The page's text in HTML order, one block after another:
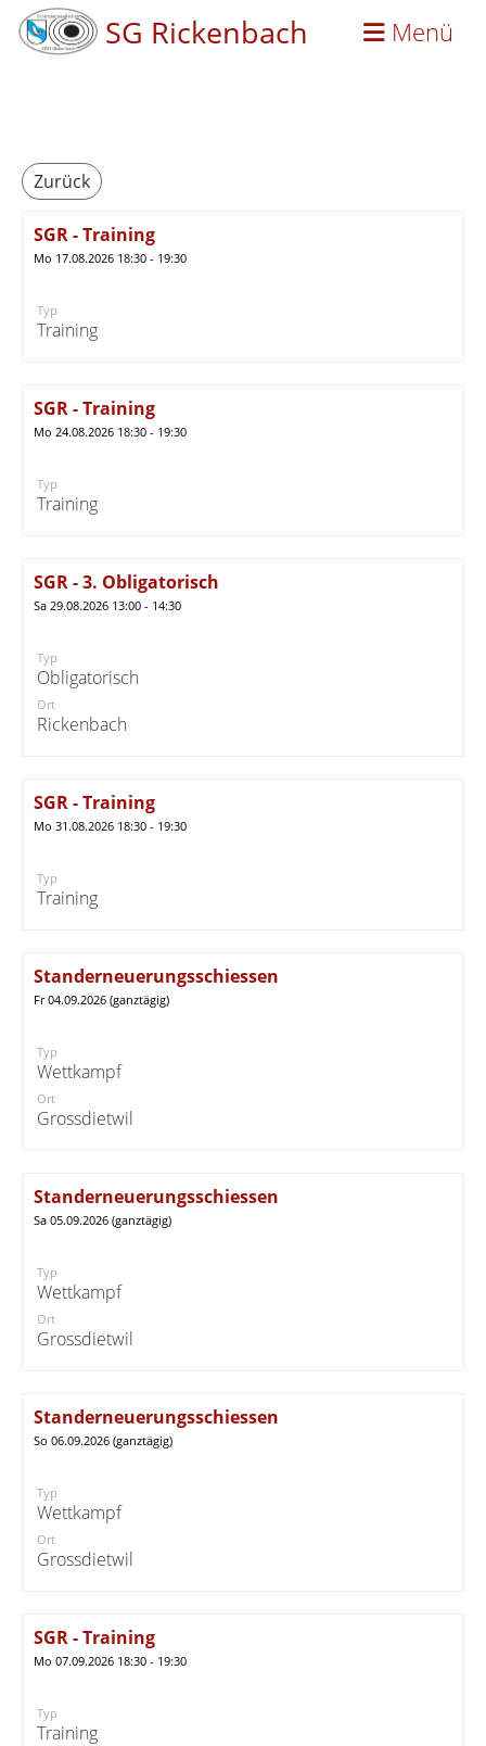
SG Rickenbach Menü
Zurück
SGR - Training
Mo 17.08.2026 18:30 - 19:30
Typ
Training
SGR - Training
Mo 24.08.2026 18:30 - 19:30
Typ
Training
SGR - 3. Obligatorisch
Sa 29.08.2026 13:00 - 14:30
Typ
Obligatorisch
Ort
Rickenbach
SGR - Training
Mo 31.08.2026 18:30 - 19:30
Typ
Training
Standerneuerungsschiessen
Fr 04.09.2026 (ganztägig)
Typ
Wettkampf
Ort
Grossdietwil
Standerneuerungsschiessen
Sa 05.09.2026 (ganztägig)
Typ
Wettkampf
Ort
Grossdietwil
Standerneuerungsschiessen
So 06.09.2026 (ganztägig)
Typ
Wettkampf
Ort
Grossdietwil
SGR - Training
Mo 07.09.2026 18:30 - 19:30
Typ
Training